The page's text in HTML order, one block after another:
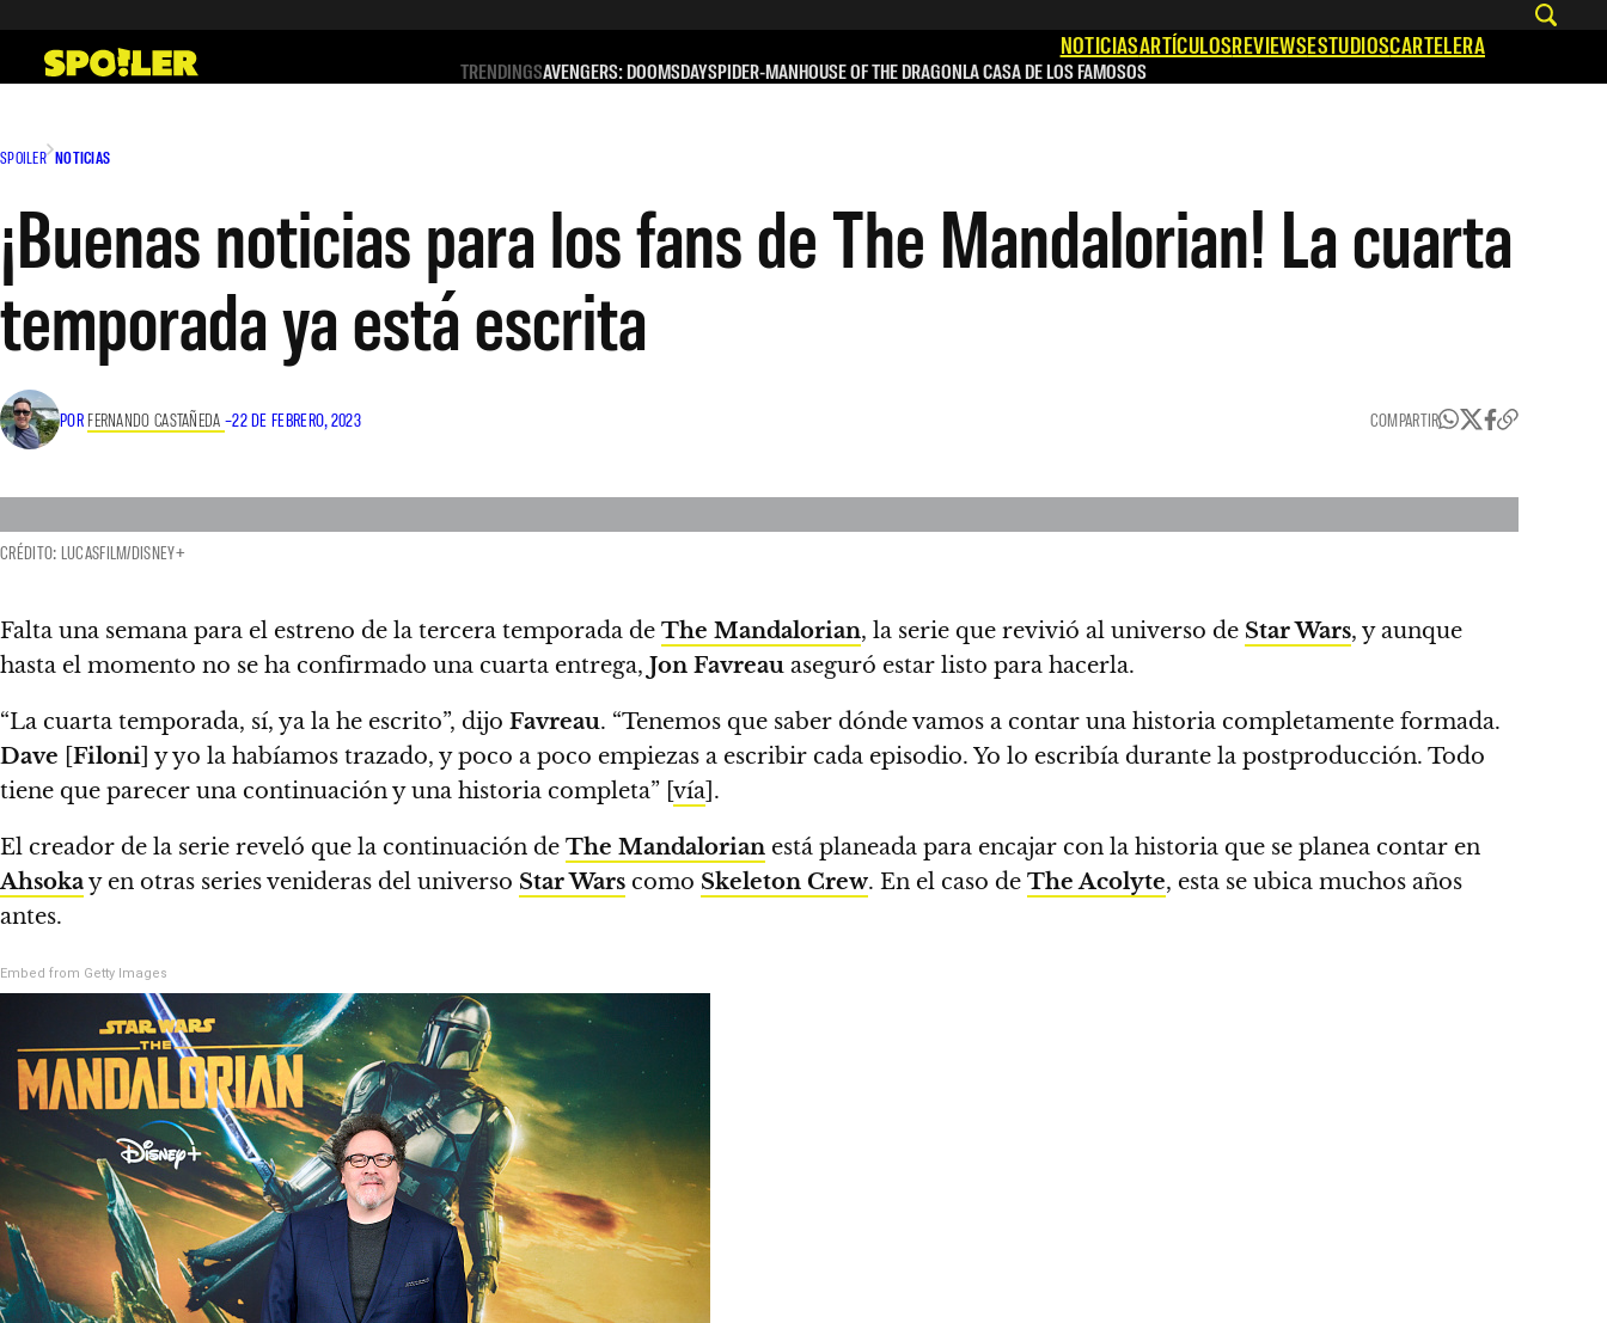
contenido
NOTICIASARTÍCULOSREVIEWSESTUDIOSCARTELERA
TRENDINGSAVENGERS: DOOMSDAYSPIDER-MANHOUSE OF THE DRAGONLA CASA DE LOS FAMOSOS
SPOILER NOTICIAS
¡Buenas noticias para los fans de The Mandalorian! La cuarta
temporada ya está escrita
POR FERNANDO CASTAÑEDA –22 DE FEBRERO, 2023 COMPARTIR
CRÉDITO: LUCASFILM/DISNEY+
Falta una semana para el estreno de la tercera temporada de The Mandalorian, la serie que revivió al universo de Star Wars, y aunque
hasta el momento no se ha confirmado una cuarta entrega, Jon Favreau aseguró estar listo para hacerla.
“La cuarta temporada, sí, ya la he escrito”, dijo Favreau. “Tenemos que saber dónde vamos a contar una historia completamente formada.
Dave Filoni ] y yo la habíamos trazado, y poco a poco empiezas a escribir cada episodio. Yo lo escribía durante la postproducción. Todo
tiene que parecer una continuación y una historia completa” [ vía ].
El creador de la serie reveló que la continuación de The Mandalorian está planeada para encajar con la historia que se planea contar en
Ahsokay en otras series venideras del universo Star Wars como Skeleton Crew. En el caso de The Acolyte, esta se ubica muchos años
antes.
Embed from Getty Images